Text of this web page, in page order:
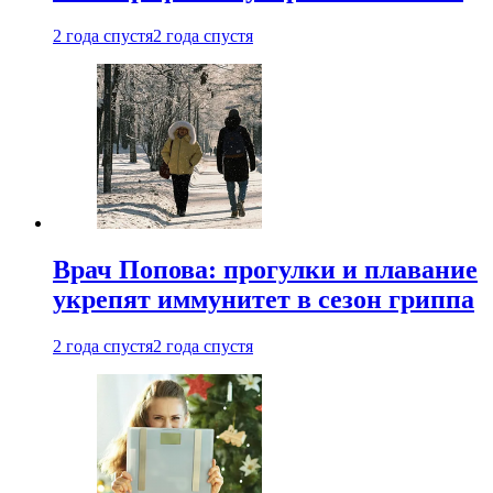
2 года спустя2 года спустя
Врач Попова: прогулки и плавание
укрепят иммунитет в сезон гриппа
2 года спустя2 года спустя